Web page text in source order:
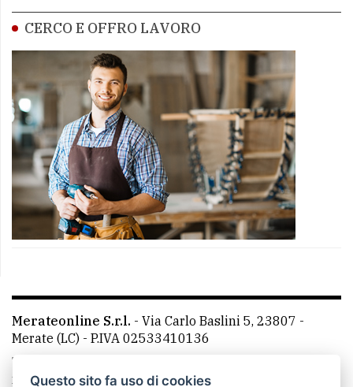
CERCO E OFFRO LAVORO
Merateonline S.r.l. - Via Carlo Baslini 5, 23807 -
Merate (LC) - P.IVA 02533410136
Telefono:
mail: redazione@merateonline.it
Questo sito fa uso di cookies